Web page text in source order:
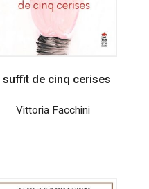
Il suffit de cinq cerises
Vittoria Facchini